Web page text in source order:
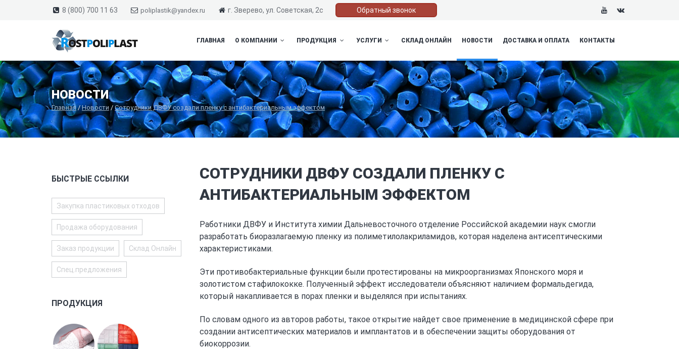
8 (800) 700 11 63 poliplastik@yandex.ru г. Зверево, ул. Советская, 2с Обратный звонок
ГЛАВНАЯ О КОМПАНИИ ПРОДУКЦИЯ УСЛУГИ СКЛАД ОНЛАЙН НОВОСТИ ДОСТАВКА И ОПЛАТА КОНТАКТЫ
НОВОСТИ
Главная/Новости / Сотрудники ДВФУ создали пленку с антибактериальным эффектом
СОТРУДНИКИ ДВФУ СОЗДАЛИ ПЛЕНКУ С
АНТИБАКТЕРИАЛЬНЫМ ЭФФЕКТОМ
Работники ДВФУ и Института химии Дальневосточного отделение Российской академии наук смогли
разработать биоразлагаемую пленку из полиметилолакриламидов, которая наделена антисептическими
характеристиками.
Эти противобактериальные функции были протестированы на микроорганизмах Японского моря и
золотистом стафилококке. Полученный эффект исследователи объясняют наличием формальдегида,
который накапливается в порах пленки и выделялся при испытаниях.
По словам одного из авторов работы, такое открытие найдет свое применение в медицинской сфере при
создании антисептических материалов и имплантатов и в обеспечении защиты оборудования от
биокоррозии.
БЫСТРЫЕ ССЫЛКИ
Закупка пластиковых отходов
Продажа оборудования
Заказ продукции Склад Онлайн
Спец.предложения
ПРОДУКЦИЯ